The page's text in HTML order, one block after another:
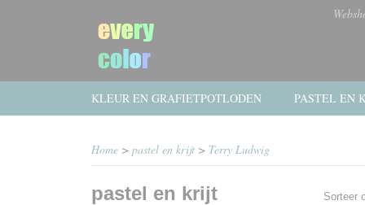
KLEUR EN GRAFIETPOTLODEN PASTEL EN
Home > pastel en krijt > Terry Ludwig
pastel en krijt Sorteer